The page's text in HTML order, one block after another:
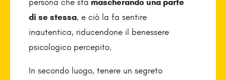
persona che sta mascherando una parte
di se stessa, e ciò la fa sentire
inautentica, riducendone il benessere
psicologico percepito.
In secondo luogo, tenere un segreto